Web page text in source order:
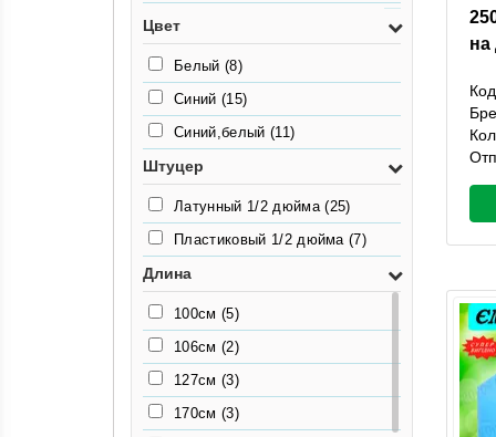
6.3
9(1)
Цвет
Белый (8)
Синий (15)
Синий,белый (11)
Штуцер
Латунный 1/2 дюйма(25)
Пластиковый 1/2 дюйма(7)
Длина
100см (5)
106см (2)
127см (3)
170см (3)
на